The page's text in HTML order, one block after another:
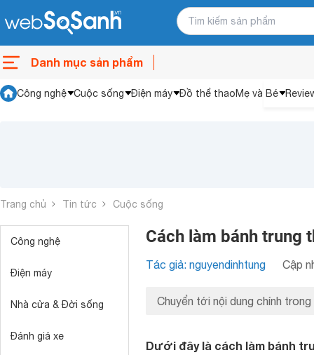
Danh mục sản phẩm
Công nghệ Cuộc sống Điện máy Đồ thể thaoMẹ và Bé
Trang chủ Tin tức Cuộc sống
Công nghệ
Điện máy
Nhà cửa & Đời sống
Đánh giá xe
Cách làm bánh trung
Tác giả: nguyendinhtung Cập
Chuyển tới nội dung chính trong
Dưới đây là cách làm bánh